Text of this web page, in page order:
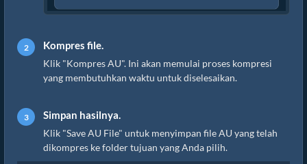
Kompres file.
Klik "Kompres AU". Ini akan memulai proses kompresi
yang membutuhkan waktu untuk diselesaikan.
Simpan hasilnya.
Klik "Save AU File" untuk menyimpan file AU yang telah
dikompres ke folder tujuan yang Anda pilih.